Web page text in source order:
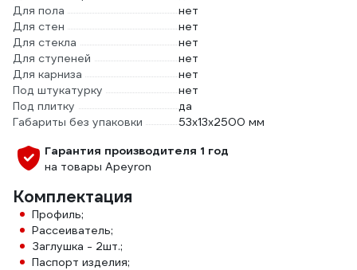
Для пола
нет
Для стен
нет
Для стекла
нет
Для ступеней
нет
Для карниза
нет
Под штукатурку
нет
Под плитку
да
Габариты без упаковки
53х13х2500 мм
Гарантия производителя 1 год
на товары Apeyron
Комплектация
Профиль;
Рассеиватель;
Заглушка - 2шт.;
Паспорт изделия;